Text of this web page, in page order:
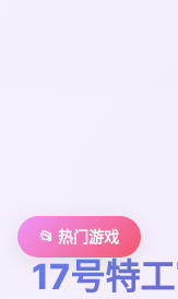
📂 热门游戏
17号特